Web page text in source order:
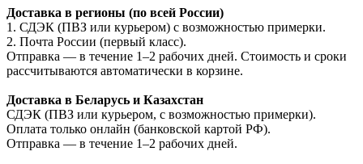
Доставка в регионы (по всей России)
1. СДЭК (ПВЗ или курьером) с возможностью примерки.
2. Почта России (первый класс).
Отправка — в течение 1–2 рабочих дней. Стоимость и сроки
рассчитываются автоматически в корзине.
Доставка в Беларусь и Казахстан
СДЭК (ПВЗ или курьером, с возможностью примерки).
Оплата только онлайн (банковской картой РФ).
Отправка — в течение 1–2 рабочих дней.